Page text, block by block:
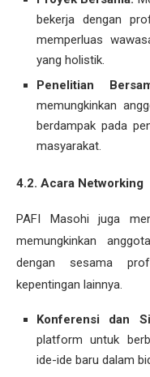
bekerja dengan
memperluas
yang holistik.
Penelitian
memungkinkan
berdampak pada
masyarakat.
4.2. Acara Networking
PAFI Masohi juga
memungkinkan
dengan sesama
kepentingan lainnya.
Konferensi dan
platform untuk
ide-ide baru dalam